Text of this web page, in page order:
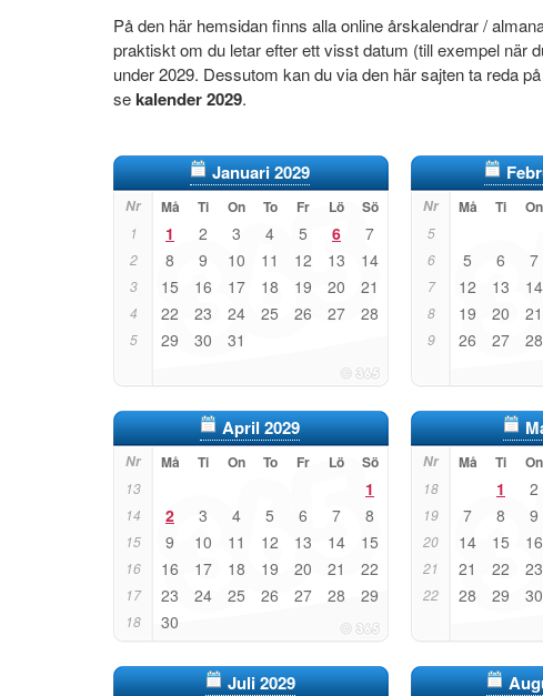
På den här hemsidan finns alla online årskalendrar /
praktiskt om du letar efter ett visst datum (till exempel när
under 2029. Dessutom kan du via den här sajten ta reda
sekalender 2029.
Januari 2029
Nr Må Ti On To Fr Lö Sö
1 1 2 3 4 5 6 7
2 8 9 10 11 12 13 14
3 15 16 17 18 19 20 21
4 22 23 24 25 26 27 28
5 29 30 31
Nr Må Ti On
5
6 5 6 7
7 12 13 14
8 19 20 21
9 26 27 28
April 2029
Nr Må Ti On To Fr Lö Sö
13 1
14 2 3 4 5 6 7 8
15 9 10 11 12 13 14 15
16 16 17 18 19 20 21 22
17 23 24 25 26 27 28 29
18 30
Nr Må Ti On
18 1 2
19 7 8 9
20 14 15 16
21 21 22 23
22 28 29 30
Juli 2029